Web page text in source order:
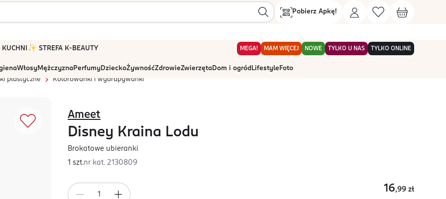
Pobierz Apkę!
KUCHNI ✨ STREFA K-BEAUTY MEGA! MAM WIĘCEJ NOWE TYLKO U NAS TYLKO ONLINE
WłosyMężczyznaPerfumyDzieckoŻywnośćZdrowieZwierzętaDom i ogród Lifestyle Foto
plastyczne
Kolorowanki i wydrapywanki
Ameet
Disney Kraina Lodu
Brokatowe ubieranki
1 szt.nr kat. 2130809
16,99 zł